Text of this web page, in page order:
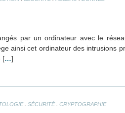
par un ordinateur avec le
ainsi cet ordinateur des intrusions
[…]
. SÉCURITÉ. CRYPTOGRAPHIE